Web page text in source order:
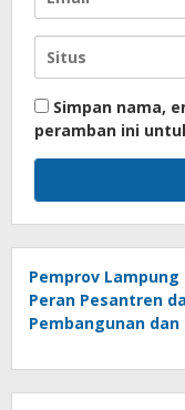
Simpan nama,
peramban ini
Pemprov
Peran Pesantren
Pembangunan dan